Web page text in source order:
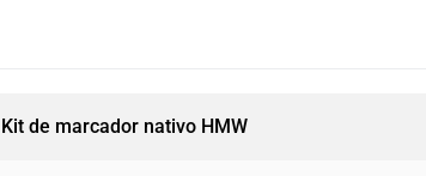
Kit de marcador nativo HMW